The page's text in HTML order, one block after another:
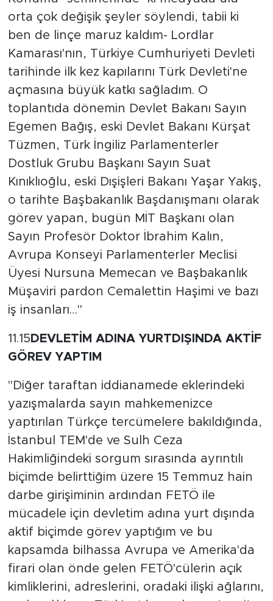
orta çok değişik şeyler söylendi, tabii ki
ben de linçe maruz kaldım- Lordlar
Kamarası'nın, Türkiye Cumhuriyeti Devleti
tarihinde ilk kez kapılarını Türk Devleti'ne
açmasına büyük katkı sağladım. O
toplantıda dönemin Devlet Bakanı Sayın
Egemen Bağış, eski Devlet Bakanı Kürşat
Tüzmen, Türk İngiliz Parlamenterler
Dostluk Grubu Başkanı Sayın Suat
Kınıklıoğlu, eski Dışişleri Bakanı Yaşar Yakış,
o tarihte Başbakanlık Başdanışmanı olarak
görev yapan, bugün MİT Başkanı olan
Sayın Profesör Doktor İbrahim Kalın,
Avrupa Konseyi Parlamenterler Meclisi
Üyesi Nursuna Memecan ve Başbakanlık
Müşaviri pardon Cemalettin Haşimi ve bazı
iş insanları…"
11.15 DEVLETİM ADINA YURTDIŞINDA AKTİF
GÖREV YAPTIM
"Diğer taraftan iddianamede eklerindeki
yazışmalarda sayın mahkemenizce
yaptırılan Türkçe tercümelere bakıldığında,
İstanbul TEM'de ve Sulh Ceza
Hakimliğindeki sorgum sırasında ayrıntılı
biçimde belirttiğim üzere 15 Temmuz hain
darbe girişiminin ardından FETÖ ile
mücadele için devletim adına yurt dışında
aktif biçimde görev yaptığım ve bu
kapsamda bilhassa Avrupa ve Amerika'da
firari olan önde gelen FETÖ'cülerin açık
kimliklerini, adreslerini, oradaki ilişki ağlarını,